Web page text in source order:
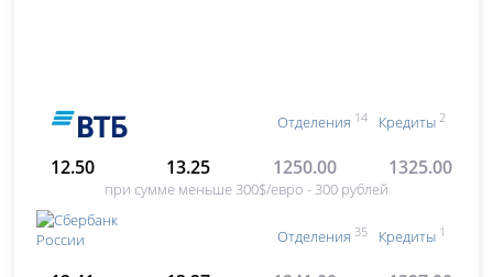
Отделения 14 Кредиты 2
12.50 13.25 1250.00 1325.00
при сумме меньше 300$/евро - 300 рублей
Отделения 35 Кредиты 1